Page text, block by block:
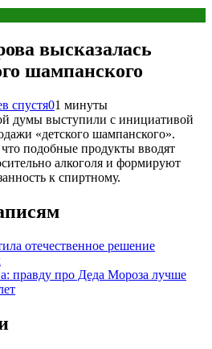
высказалась
шампанского
спустя01 минуты
думы выступили с инициативой
«детского шампанского».
подобные продукты вводят
алкоголя и формируют
к спиртному.
отечественное решение
правду про Деда Мороза лучше